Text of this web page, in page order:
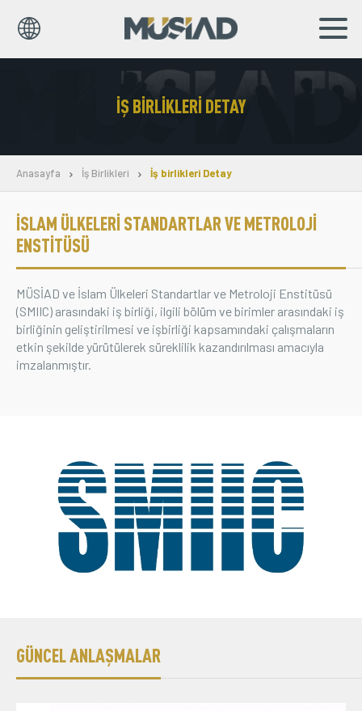
TR
EN
Yayınlar
Bilgi Merkezi
İş Birlikleri
İletişim Hakkımızda Galeri
İŞ BIRLIKLERI DETAY
Anasayfa İş Birlikleri İş birlikleri Detay
İSLAM ÜLKELERI STANDARTLAR VE METROLOJI
ENSTITÜSÜ
MÜSİAD ve İslam Ülkeleri Standartlar ve Metroloji Enstitüsü
(SMIIC) arasındaki iş birliği, ilgili bölüm ve birimler arasındaki iş
birliğinin geliştirilmesi ve işbirliği kapsamındaki çalışmaların
etkin şekilde yürütülerek süreklilik kazandırılması amacıyla
imzalanmıştır.
GÜNCEL ANLAŞMALAR